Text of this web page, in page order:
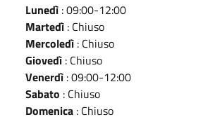
Lunedì : 09:00-12:00
Martedì : Chiuso
Mercoledì : Chiuso
Giovedì : Chiuso
Venerdì : 09:00-12:00
Sabato : Chiuso
Domenica : Chiuso